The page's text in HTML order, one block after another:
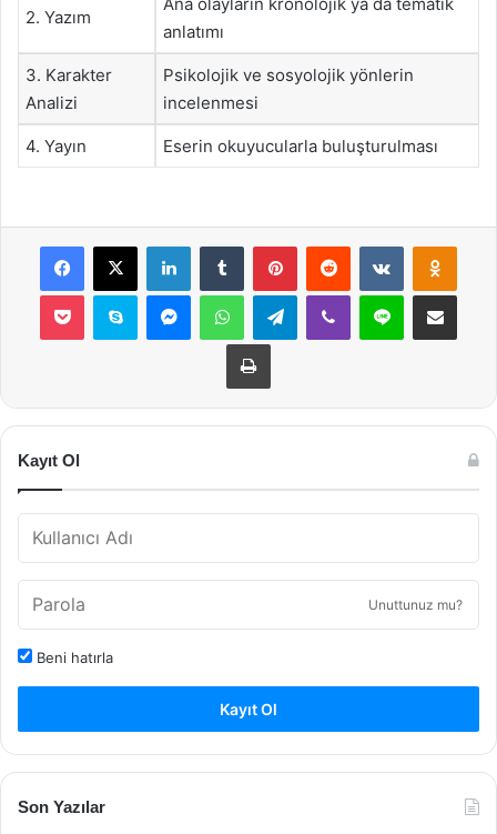
2. Yazım
anlatımı
3. Karakter
Analizi
Psikolojik ve sosyolojik yönlerin
incelenmesi
4. Yayın Eserin okuyucularla buluşturulması
Facebook
X LinkedInTumblr PinterestReddit VKontakte
Pocket Skype MessengerWhatsAppTelegramViber Line E-Posta ile
Yazdır
Kayıt Ol
Unuttunuz mu?
Beni hatırla
Kayıt Ol
Son Yazılar